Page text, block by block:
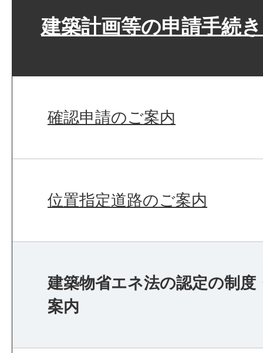
建築計画等の申請手続
確認申請のご案内
位置指定道路のご案内
建築物省エネ法の認定の制度
案内